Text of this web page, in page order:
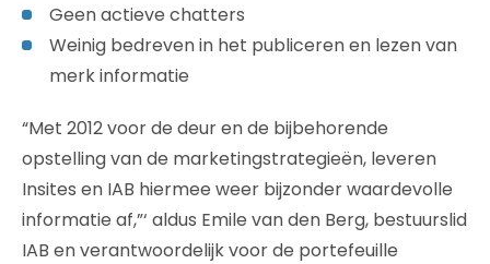
Geen actieve chatters
Weinig bedreven in het publiceren en lezen van
merk informatie
“Met 2012 voor de deur en de bijbehorende
opstelling van de marketingstrategieën, leveren
Insites en IAB hiermee weer bijzonder waardevolle
informatie af,”‘ aldus Emile van den Berg, bestuurslid
IAB en verantwoordelijk voor de portefeuille